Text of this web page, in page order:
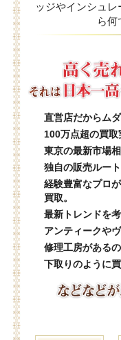
ッジやインシュ
ら何
直営店だからム
100万点超の買取
東京の最新市場
独自の販売ルー
経験豊富なプロ
買取。
最新トレンドを
アンティークや
修理工房がある
下取りのように